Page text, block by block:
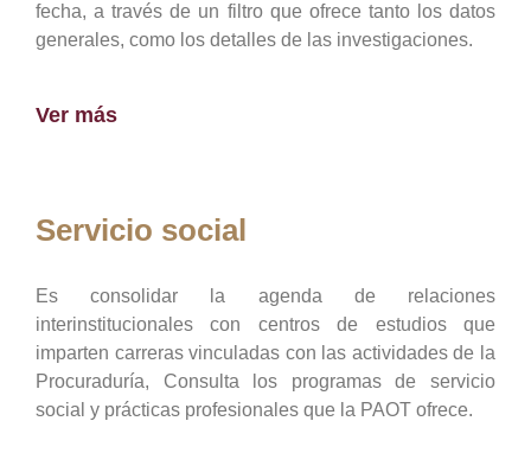
fecha, a través de un filtro que ofrece tanto los datos
generales, como los detalles de las investigaciones.
Ver más
Servicio social
Es consolidar la agenda de relaciones
interinstitucionales con centros de estudios que
imparten carreras vinculadas con las actividades de la
Procuraduría, Consulta los programas de servicio
social y prácticas profesionales que la PAOT ofrece.